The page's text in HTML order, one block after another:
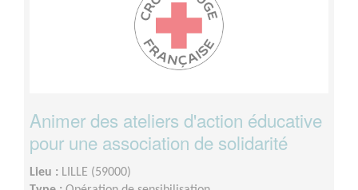
Animer des ateliers d'action éducative
pour une association de solidarité
Lieu : LILLE (59000)